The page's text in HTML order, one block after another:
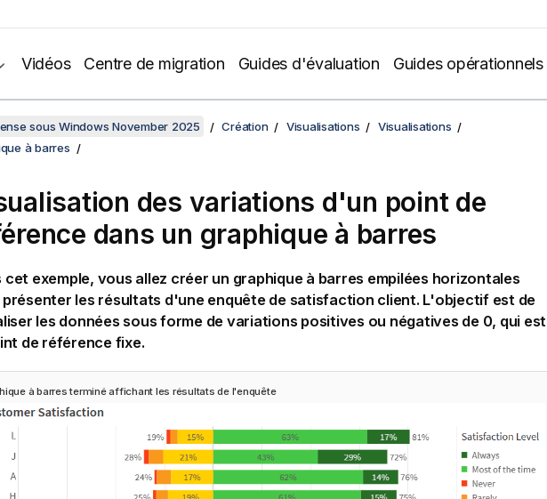
Vidéos Centre de migration Guides d'évaluation Guides opérationnels
sous Windows November 2025 Création Visualisations
Visualisations
à barres
des variations d'un point de
dans un graphique à barres
cet exemple, vous allez créer un graphique à barres empilées horizontales
présenter les résultats d'une enquête de satisfaction client. L'objectif est de
les données sous forme de variations positives ou négatives de 0, qui est
de référence fixe.
à barres terminé affichant les résultats de l'enquête